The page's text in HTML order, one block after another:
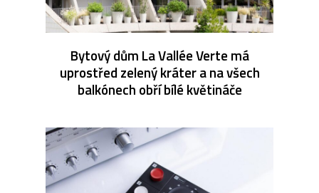
Bytový dům La Vallée Verte má
uprostřed zelený kráter a na všech
balkónech obří bílé květináče